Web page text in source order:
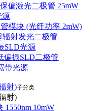
偏激光二极管 25mW
源
模块 (光纤功率 2mW)
辐射发光二极管
SLD光源
偏振SLD二极管
带光源
射)子分类
射)
1550nm 10mW